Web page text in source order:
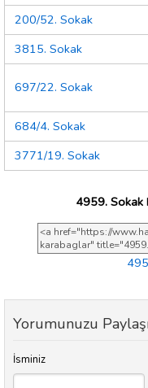
200/52. Sokak
3815. Sokak
697/22. Sokak
684/4. Sokak
3771/19. Sokak
4959. Sokak
Yorumunuzu
İsminiz